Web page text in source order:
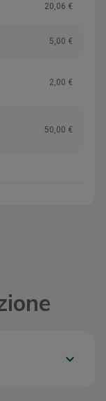
20,06 €
5,00 €
2,00 €
50,00 €
keyboard_arrow_down